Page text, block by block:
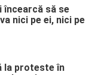
încearcă să se
nici pe ei, nici pe
la proteste în